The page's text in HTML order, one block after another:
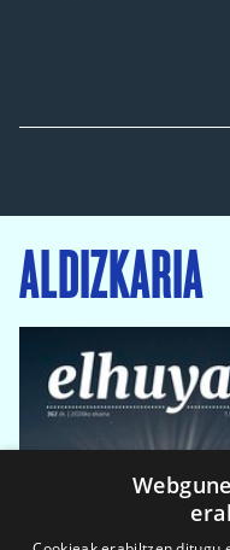
ALDIZKARIA